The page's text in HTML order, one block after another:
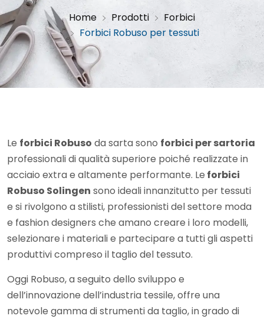
Home Prodotti
Forbici
Forbici Robuso per tessuti
Le forbici Robuso da sarta sono forbici per sartoria
professionali di qualità superiore poiché realizzate in
acciaio extra e altamente performante. Le forbici
Robuso Solingen sono ideali innanzitutto per tessuti
e si rivolgono a stilisti, professionisti del settore moda
e fashion designers che amano creare i loro modelli,
selezionare i materiali e partecipare a tutti gli aspetti
produttivi compreso il taglio del tessuto.
Oggi Robuso, a seguito dello sviluppo e
dell’innovazione dell’industria tessile, offre una
notevole gamma di strumenti da taglio, in grado di